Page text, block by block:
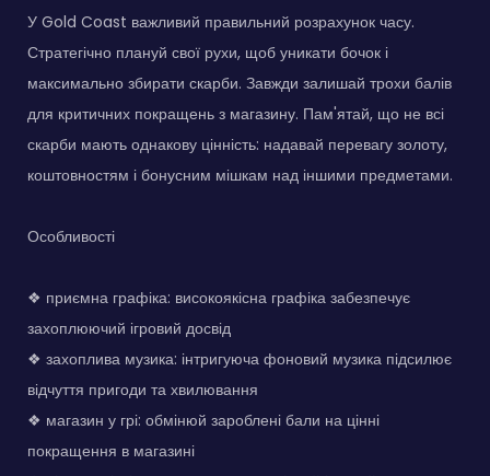
У Gold Coast важливий правильний розрахунок часу.
Стратегічно плануй свої рухи, щоб уникати бочок і
максимально збирати скарби. Завжди залишай трохи балів
для критичних покращень з магазину. Пам'ятай, що не всі
скарби мають однакову цінність: надавай перевагу золоту,
коштовностям і бонусним мішкам над іншими предметами.
Особливості
❖ приємна графіка: високоякісна графіка забезпечує
захоплюючий ігровий досвід
❖ захоплива музика: інтригуюча фоновий музика підсилює
відчуття пригоди та хвилювання
❖ магазин у грі: обмінюй зароблені бали на цінні
покращення в магазині